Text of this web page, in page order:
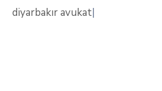
diyarbakır avukat|